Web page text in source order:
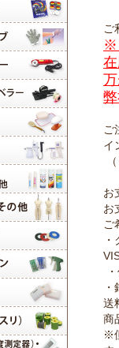
ご
ご
イ
お
お
ご
送
商
※